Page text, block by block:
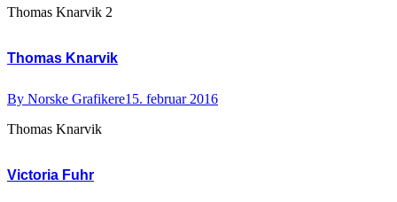
Thomas Knarvik 2
Thomas Knarvik
By Norske Grafikere15. februar 2016
Thomas Knarvik
Victoria Fuhr